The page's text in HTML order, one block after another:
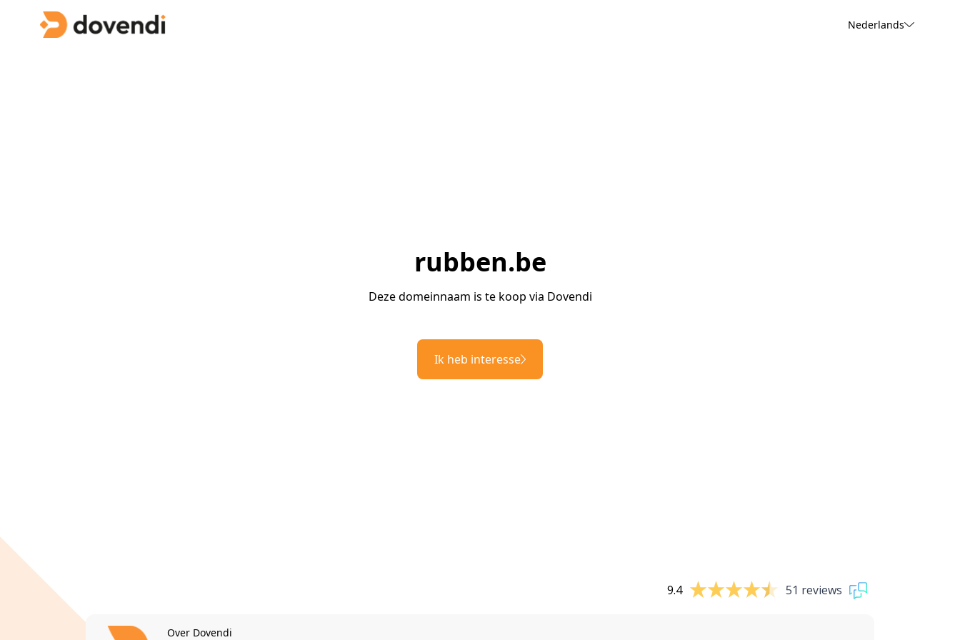
Nederlands
rubben.be
Deze domeinnaam is te koop via Dovendi
Ik heb interesse
9.4 51 reviews
Over Dovendi